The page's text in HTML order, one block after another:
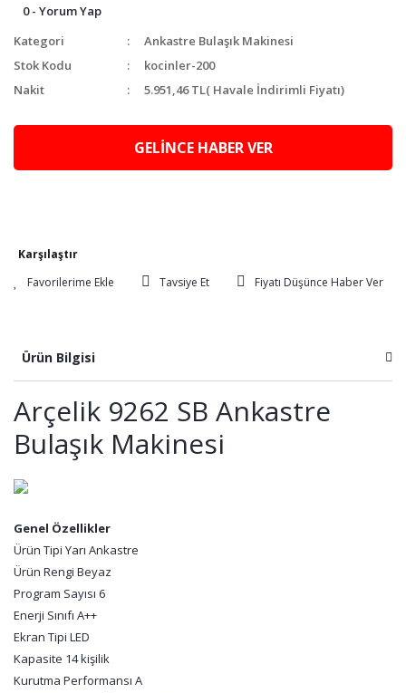
0 - Yorum Yap
Kategori
Ankastre Bulaşık Makinesi
Stok Kodu
kocinler-200
Nakit
5.951,46 TL( Havale İndirimli Fiyatı)
GELİNCE HABER VER
Karşılaştır
Tavsiye Et
Fiyatı Düşünce Haber Ver
Ürün Bilgisi
Arçelik 9262 SB Ankastre
Bulaşık Makinesi
Genel Özellikler
Ürün Tipi Yarı Ankastre
Ürün Rengi Beyaz
Program Sayısı 6
Enerji Sınıfı A++
Ekran Tipi LED
Kapasite 14 kişilik
Kurutma Performansı A